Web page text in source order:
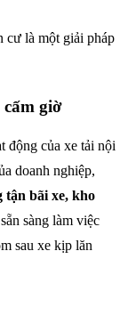
cư là một giải pháp
giờ
động của xe tải nội
doanh nghiệp,
tận bãi xe, kho
sàng làm việc
sau xe kịp lăn